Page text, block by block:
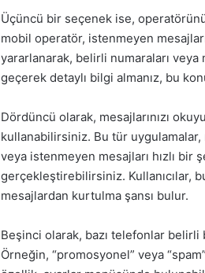
Üçüncü bir seçenek ise,
mobil operatör, istenmeyen
yararlanarak, belirli numaraları
geçerek detaylı bilgi almanız, bu
Dördüncü olarak, mesajlarınızı
kullanabilirsiniz. Bu tür uygulamalar,
veya istenmeyen mesajları hızlı
gerçekleştirebilirsiniz. Kullanıcılar,
mesajlardan kurtulma şansı bulur.
Beşinci olarak, bazı telefonlar
Örneğin, “promosyonel” veya